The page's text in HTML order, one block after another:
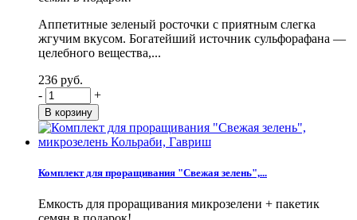
Аппетитные зеленый росточки с приятным слегка
жгучим вкусом. Богатейший источник сульфорафана —
целебного вещества,...
236 руб.
-
+
Комплект для проращивания "Свежая зелень",...
Емкость для проращивания микрозелени + пакетик